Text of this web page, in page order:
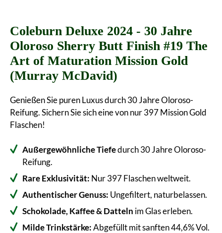
Coleburn Deluxe 2024 - 30 Jahre
Oloroso Sherry Butt Finish #19 The
Art of Maturation Mission Gold
(Murray McDavid)
Genießen Sie puren Luxus durch 30 Jahre Oloroso-
Reifung. Sichern Sie sich eine von nur 397 Mission Gold
Flaschen!
Außergewöhnliche Tiefedurch 30 Jahre Oloroso-
Reifung.
Rare Exklusivität: Nur 397 Flaschen weltweit.
Authentischer Genuss: Ungefiltert, naturbelassen.
Schokolade, Kaffee & Datteln im Glas erleben.
Milde Trinkstärke:Abgefüllt mit sanften 44,6% Vol.